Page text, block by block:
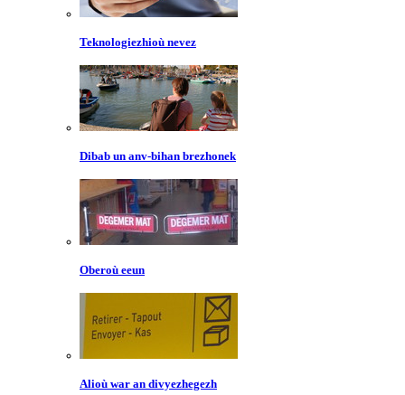
Teknologiezhioù nevez
Dibab un anv-bihan brezhonek
Oberoù eeun
Alioù war an divyezhegezh